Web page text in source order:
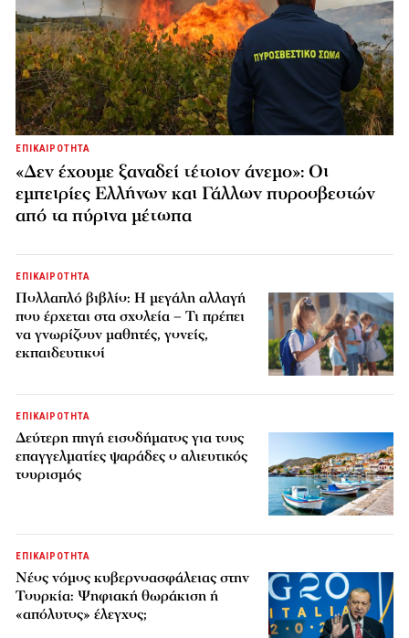
ΕΠΙΚΑΙΡΟΤΗΤΑ
«Δεν έχουμε ξαναδεί τέτοιον άνεμο»: Οι
εμπειρίες Ελλήνων και Γάλλων πυροσβεστών
από τα πύρινα μέτωπα
ΕΠΙΚΑΙΡΟΤΗΤΑ
Πολλαπλό βιβλίο: Η μεγάλη αλλαγή
που έρχεται στα σχολεία – Τι πρέπει
να γνωρίζουν μαθητές, γονείς,
εκπαιδευτικοί
ΕΠΙΚΑΙΡΟΤΗΤΑ
Δεύτερη πηγή εισοδήματος για τους
επαγγελματίες ψαράδες ο αλιευτικός
τουρισμός
ΕΠΙΚΑΙΡΟΤΗΤΑ
Νέος νόμος κυβερνοασφάλειας στην
Τουρκία: Ψηφιακή θωράκιση ή
«απόλυτος» έλεγχος;